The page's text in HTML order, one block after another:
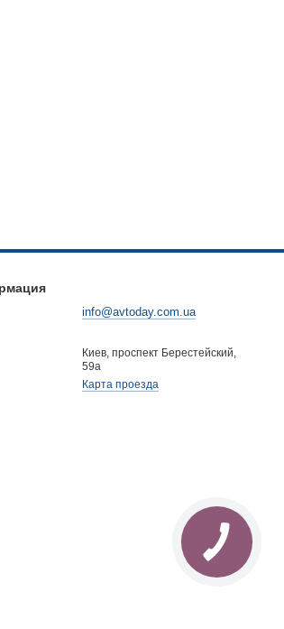
info@avtoday.com.ua
Киев, проспект Берестейский,
59а
Карта проезда